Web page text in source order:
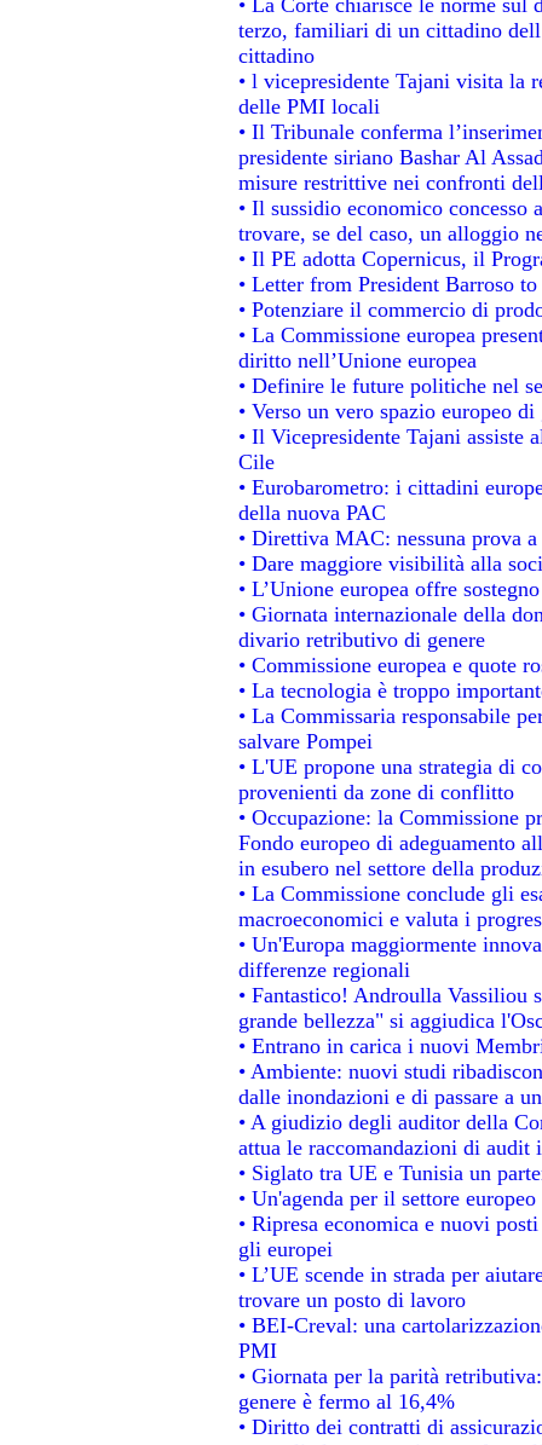
terzo, familiari di un cittadino
cittadino
• l vicepresidente Tajani visita la
delle PMI locali
• Il Tribunale conferma
presidente siriano Bashar Al
misure restrittive nei confronti
• Il sussidio economico
trovare, se del caso, un alloggio
• Il PE adotta Copernicus, il
• Letter from President Barroso
• Potenziare il commercio di
• La Commissione europea
diritto nell’Unione europea
• Definire le future politiche nel
• Verso un vero spazio europeo
• Il Vicepresidente Tajani assiste
Cile
• Eurobarometro: i cittadini
della nuova PAC
• Direttiva MAC: nessuna prova
• Dare maggiore visibilità alla
• L’Unione europea offre
• Giornata internazionale della
divario retributivo di genere
• Commissione europea e quote
• La tecnologia è troppo
• La Commissaria responsabile
salvare Pompei
• L'UE propone una strategia di
provenienti da zone di conflitto
• Occupazione: la Commissione
Fondo europeo di adeguamento
in esubero nel settore della
• La Commissione conclude gli
macroeconomici e valuta i
• Un'Europa maggiormente
differenze regionali
• Fantastico! Androulla Vassiliou
grande bellezza" si aggiudica
• Entrano in carica i nuovi
• Ambiente: nuovi studi
dalle inondazioni e di passare a
• A giudizio degli auditor della
attua le raccomandazioni di audit
• Siglato tra UE e Tunisia un
• Un'agenda per il settore
• Ripresa economica e nuovi
gli europei
• L’UE scende in strada per
trovare un posto di lavoro
• BEI-Creval: una
PMI
• Giornata per la parità
genere è fermo al 16,4%
• Diritto dei contratti di